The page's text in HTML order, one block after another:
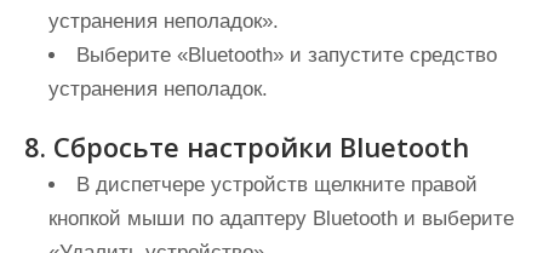
устранения неполадок».
Выберите «Bluetooth» и запустите средство
устранения неполадок.
8. Сбросьте настройки Bluetooth
В диспетчере устройств щелкните правой
кнопкой мыши по адаптеру Bluetooth и выберите